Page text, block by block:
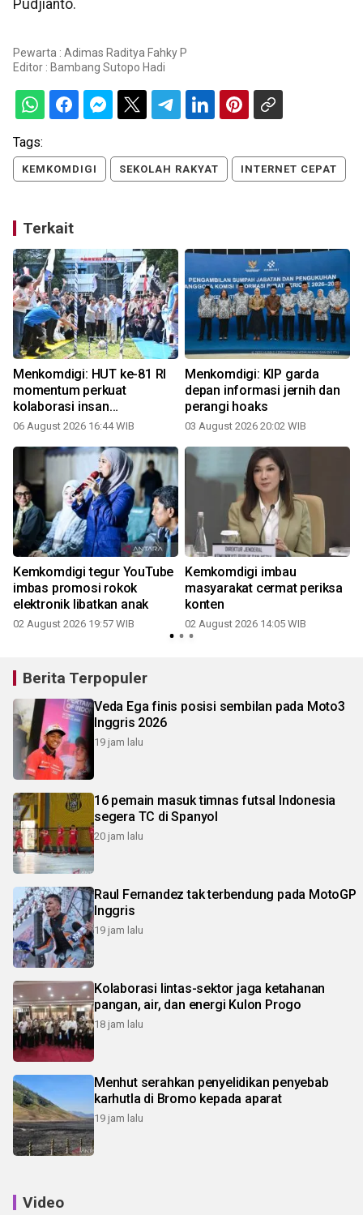
Pudjianto.
Pewarta : Adimas Raditya Fahky P
Editor : Bambang Sutopo Hadi
Tags:
KEMKOMDIGI SEKOLAH RAKYAT INTERNET CEPAT
Terkait
Menkomdigi: HUT ke-81 RI
momentum perkuat
kolaborasi insan
Kemkomdigi
06 August 2026 16:44 WIB
Menkomdigi: KIP garda
depan informasi jernih dan
perangi hoaks
03 August 2026 20:02 WIB
Kemkomdigi tegur YouTube
imbas promosi rokok
elektronik libatkan anak
02 August 2026 19:57 WIB
Kemkomdigi imbau
masyarakat cermat periksa
konten
02 August 2026 14:05 WIB
Berita Terpopuler
Veda Ega finis posisi sembilan pada Moto3
Inggris 2026
19 jam lalu
16 pemain masuk timnas futsal Indonesia
segera TC di Spanyol
20 jam lalu
Raul Fernandez tak terbendung pada MotoGP
Inggris
19 jam lalu
Kolaborasi lintas-sektor jaga ketahanan
pangan, air, dan energi Kulon Progo
18 jam lalu
Menhut serahkan penyelidikan penyebab
karhutla di Bromo kepada aparat
19 jam lalu
Video